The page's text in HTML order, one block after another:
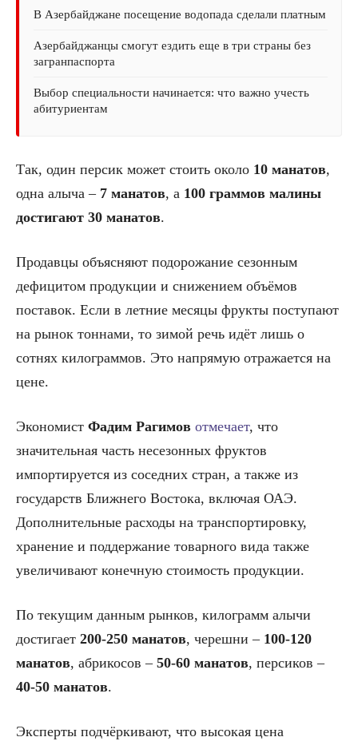
В Азербайджане посещение водопада сделали платным
Азербайджанцы смогут ездить еще в три страны без
загранпаспорта
Выбор специальности начинается: что важно учесть
абитуриентам
Так, один персик может стоить около 10 манатов,
одна алыча – 7 манатов, а 100 граммов малины
достигают 30 манатов.
Продавцы объясняют подорожание сезонным
дефицитом продукции и снижением объёмов
поставок. Если в летние месяцы фрукты поступают
на рынок тоннами, то зимой речь идёт лишь о
сотнях килограммов. Это напрямую отражается на
цене.
Экономист Фадим Рагимов отмечает, что
значительная часть несезонных фруктов
импортируется из соседних стран, а также из
государств Ближнего Востока, включая ОАЭ.
Дополнительные расходы на транспортировку,
хранение и поддержание товарного вида также
увеличивают конечную стоимость продукции.
По текущим данным рынков, килограмм алычи
достигает 200-250 манатов, черешни – 100-120
манатов, абрикосов – 50-60 манатов, персиков –
40-50 манатов.
Эксперты подчёркивают, что высокая цена